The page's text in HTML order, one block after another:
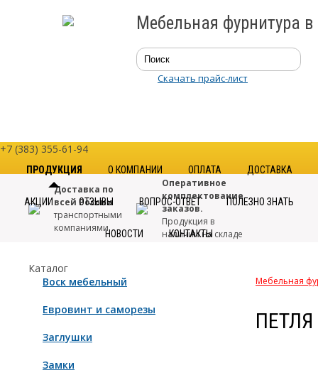
Мебельная фурнитура
Скачать прайс-лист
+7 (383) 355-61-94
ПРОДУКЦИЯ О КОМПАНИИ ОПЛАТА ДОСТАВКА
АКЦИИ ОТЗЫВЫ ВОПРОС-ОТВЕТ ПОЛЕЗНО ЗНАТЬ
НОВОСТИ КОНТАКТЫ
Доставка по
всей России
транспортными
компаниями
Оперативное
комплектование
заказов.
Продукция в
наличии на складе
качественная
фурнитураот
производителей
Каталог
Воск мебельный
Евровинт и саморезы
Заглушки
Замки
Мебельная